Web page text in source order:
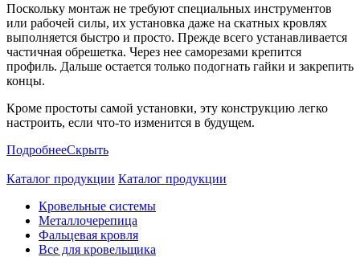
Поскольку монтаж не требуют специальных инструментов
или рабочей силы, их установка даже на скатных кровлях
выполняется быстро и просто. Прежде всего устанавливается
частичная обрешетка. Через нее саморезами крепится
профиль. Дальше остается только подогнать гайки и закрепить
концы.
Кроме простоты самой установки, эту конструкцию легко
настроить, если что-то изменится в будущем.
ПодробнееСкрыть
Каталог продукции Каталог продукции
Кровельные системы
Металлочерепица
Фальцевая кровля
Все для кровельщика